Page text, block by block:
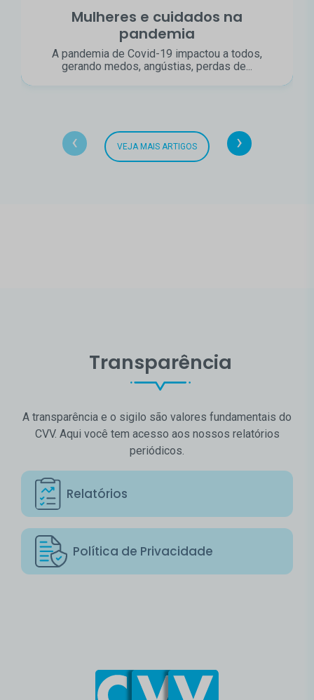
Mulheres e cuidados na
pandemia
A pandemia de Covid-19 impactou a todos,
gerando medos, angústias, perdas de...
‹ ›
VEJA MAIS ARTIGOS
Transparência
A transparência e o sigilo são valores fundamentais do
CVV. Aqui você tem acesso aos nossos relatórios
periódicos.
Relatórios
Política de Privacidade